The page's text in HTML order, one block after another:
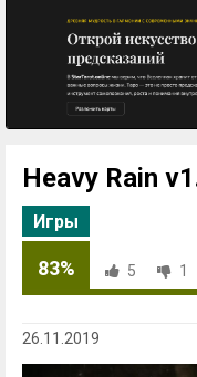
Heavy Rain
Игры
83% 5 1
26.11.2019